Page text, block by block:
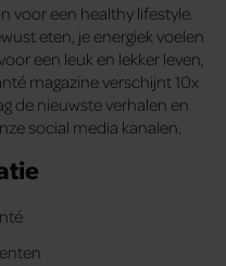
voor een healthy lifestyle.
eten, je energiek voelen
een leuk en lekker leven,
magazine verschijnt 10x
de nieuwste verhalen en
social media kanalen.